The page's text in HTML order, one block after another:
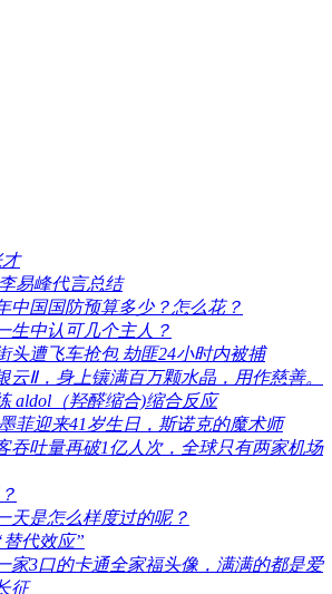
易峰代言总结
中国国防预算多少？怎么花？
生中认可几个主人？
头遭飞车抢包 劫匪24小时内被捕
云Ⅱ，身上镶满百万颗水晶，用作慈善。
aldol（羟醛缩合)缩合反应
菲迎来41岁生日，斯诺克的魔术师
吞吐量再破1亿人次，全球只有两家机场
天是怎么样度过的呢？
代效应”
家3口的卡通全家福头像，满满的都是爱
征